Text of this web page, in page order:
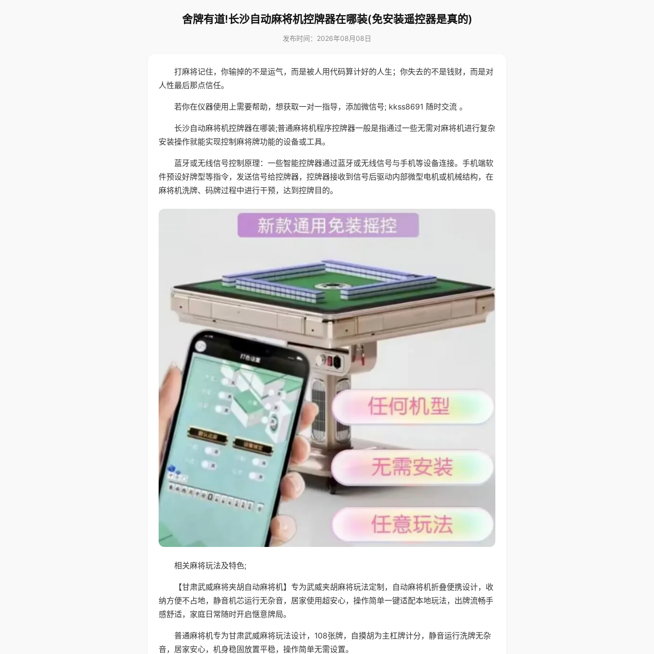
舍牌有道!长沙自动麻将机控牌器在哪装(免安装遥控器是真的)
发布时间：2026年08月08日
打麻将记住，你输掉的不是运气，而是被人用代码算计好的人生；你失去的不是钱财，而是对
人性最后那点信任。
若你在仪器使用上需要帮助，想获取一对一指导，添加微信号; kkss8691 随时交流 。
长沙自动麻将机控牌器在哪装;普通麻将机程序控牌器一般是指通过一些无需对麻将机进行复杂
安装操作就能实现控制麻将牌功能的设备或工具。
蓝牙或无线信号控制原理：一些智能控牌器通过蓝牙或无线信号与手机等设备连接。手机端软
件预设好牌型等指令，发送信号给控牌器，控牌器接收到信号后驱动内部微型电机或机械结构，在
麻将机洗牌、码牌过程中进行干预，达到控牌目的。
相关麻将玩法及特色;
【甘肃武威麻将夹胡自动麻将机】专为武威夹胡麻将玩法定制，自动麻将机折叠便携设计，收
纳方便不占地，静音机芯运行无杂音，居家使用超安心，操作简单一键适配本地玩法，出牌流畅手
感舒适，家庭日常随时开启惬意牌局。
普通麻将机专为甘肃武威麻将玩法设计，108张牌，自摸胡为主杠牌计分，静音运行洗牌无杂
音，居家安心，机身稳固放置平稳，操作简单无需设置。